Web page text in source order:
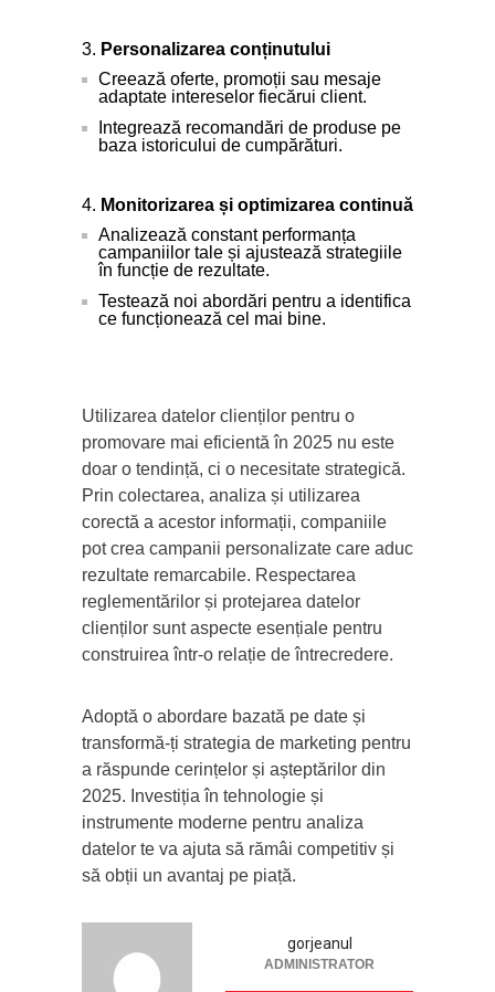
Personalizarea conținutului
Creează oferte, promoții sau mesaje
adaptate intereselor fiecărui client.
Integrează recomandări de produse pe
baza istoricului de cumpărături.
Monitorizarea și optimizarea continuă
Analizează constant performanța
campaniilor tale și ajustează strategiile
în funcție de rezultate.
Testează noi abordări pentru a identifica
ce funcționează cel mai bine.
Utilizarea datelor clienților pentru o
promovare mai eficientă în 2025 nu este
doar o tendință, ci o necesitate strategică.
Prin colectarea, analiza și utilizarea
corectă a acestor informații, companiile
pot crea campanii personalizate care aduc
rezultate remarcabile. Respectarea
reglementărilor și protejarea datelor
clienților sunt aspecte esențiale pentru
construirea într-o relație de întrecredere.
Adoptă o abordare bazată pe date și
transformă-ți strategia de marketing pentru
a răspunde cerințelor și așteptărilor din
2025. Investiția în tehnologie și
instrumente moderne pentru analiza
datelor te va ajuta să rămâi competitiv și
să obții un avantaj pe piață.
gorjeanul
ADMINISTRATOR